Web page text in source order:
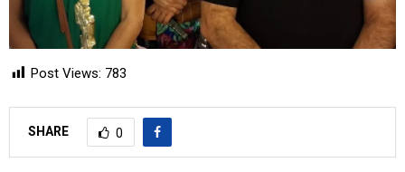
Post Views: 783
SHARE 0